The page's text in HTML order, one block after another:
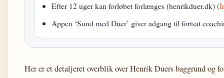
Efter 12 uger kan forløbet forlænges (henrikduer.dk) (
Appen ‘Sund med Duer’ giver adgang til fortsat
Her er et detaljeret overblik over Henrik Duers baggrund og